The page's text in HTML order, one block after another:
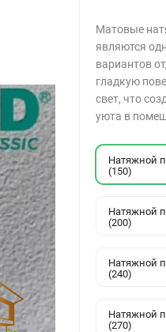
Матовые
являются
вариантов
гладкую
свет, что
уюта в
Натяжной
(150)
Натяжной
(200)
Натяжной
(240)
Натяжной
(270)